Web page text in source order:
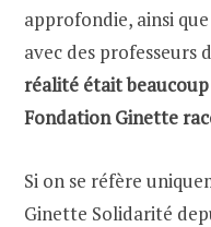
approfondie, ainsi
avec des professeurs
réalité était
Fondation Ginette
Si on se réfère
Ginette Solidarité